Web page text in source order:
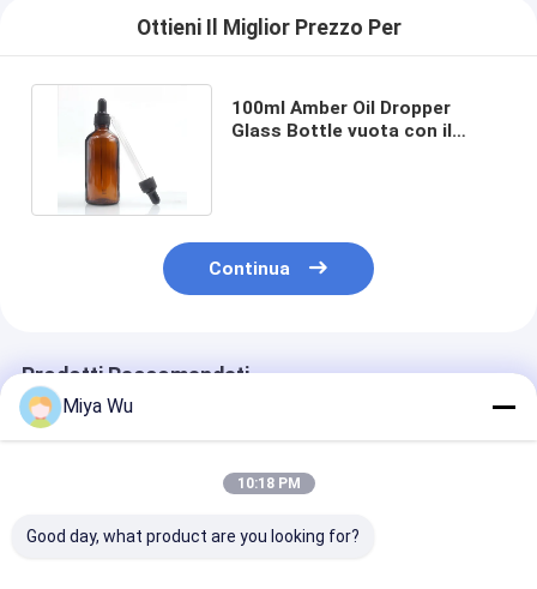
Ottieni Il Miglior Prezzo Per
100ml Amber Oil Dropper
Glass Bottle vuota con il
Continua
Prodotti Raccomandati
Miya Wu
10:18 PM
Good day, what product are you looking for?